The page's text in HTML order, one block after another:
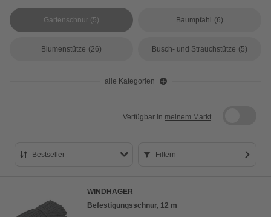
Gartenschnur (5) Baumpfahl (6)
Blumenstütze (26) Busch- und Strauchstütze (5)
alle Kategorien
Verfügbar in meinem Markt
Bestseller
Preis aufsteigend
Filtern
WINDHAGER
Befestigungsschnur, 12 m